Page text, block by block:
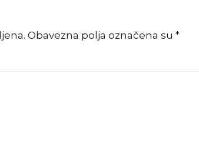
Obavezna polja označena su *